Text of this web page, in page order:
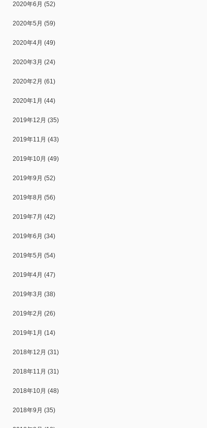
2020年6月 (52)
2020年5月 (59)
2020年4月 (49)
2020年3月 (24)
2020年2月 (61)
2020年1月 (44)
2019年12月 (35)
2019年11月 (43)
2019年10月 (49)
2019年9月 (52)
2019年8月 (56)
2019年7月 (42)
2019年6月 (34)
2019年5月 (54)
2019年4月 (47)
2019年3月 (38)
2019年2月 (26)
2019年1月 (14)
2018年12月 (31)
2018年11月 (31)
2018年10月 (48)
2018年9月 (35)